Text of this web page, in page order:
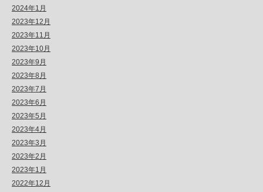
2024年1月
2023年12月
2023年11月
2023年10月
2023年9月
2023年8月
2023年7月
2023年6月
2023年5月
2023年4月
2023年3月
2023年2月
2023年1月
2022年12月